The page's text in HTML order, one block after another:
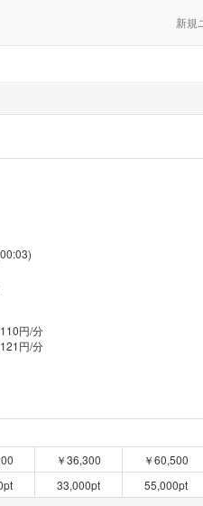
新規
円/分
円/分
￥36,300 ￥60,500
33,000pt 55,000pt